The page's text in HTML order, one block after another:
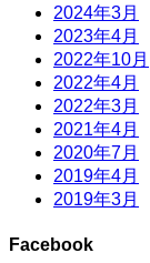
2024年3月
2023年4月
2022年10月
2022年4月
2022年3月
2021年4月
2020年7月
2019年4月
2019年3月
Facebook